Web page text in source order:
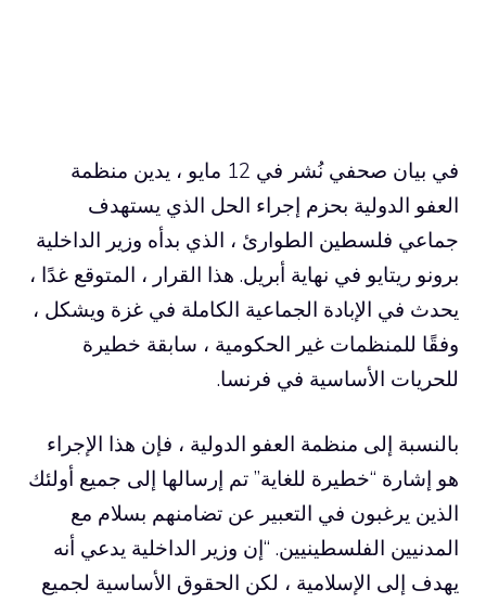
في بيان صحفي نُشر في 12 مايو ، يدين منظمة
العفو الدولية بحزم إجراء الحل الذي يستهدف
جماعي فلسطين الطوارئ ، الذي بدأه وزير الداخلية
برونو ريتايو في نهاية أبريل. هذا القرار ، المتوقع غدًا ،
يحدث في الإبادة الجماعية الكاملة في غزة ويشكل ،
وفقًا للمنظمات غير الحكومية ، سابقة خطيرة
للحريات الأساسية في فرنسا.
بالنسبة إلى منظمة العفو الدولية ، فإن هذا الإجراء
هو إشارة “خطيرة للغاية” تم إرسالها إلى جميع أولئك
الذين يرغبون في التعبير عن تضامنهم بسلام مع
المدنيين الفلسطينيين. “إن وزير الداخلية يدعي أنه
يهدف إلى الإسلامية ، لكن الحقوق الأساسية لجميع